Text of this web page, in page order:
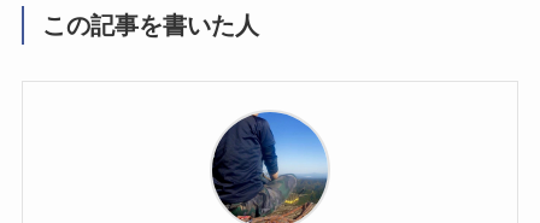
この記事を書いた人